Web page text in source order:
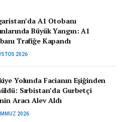
A1 Otobanı
Büyük Yangın: A1
Trafiğe Kapandı
2026
Yolunda Facianın Eşiğinden
Sırbistan’da Gurbetçi
Aracı Alev Aldı
2026